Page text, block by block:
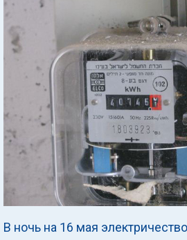
В ночь на 16 мая